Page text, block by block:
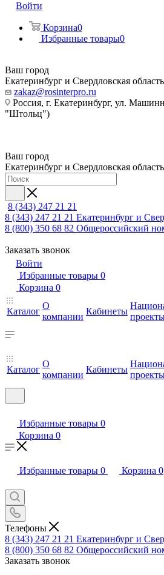
Войти
Корзина0
Избранные товары0
Ваш город
Екатеринбург и Свердловская область
zakaz@rosinterpro.ru
Россия, г. Екатеринбург, ул.
"Штольц")
Ваш город
Екатеринбург и Свердловская область
8 (343) 247 21 21
8 (343) 247 21 21 Екатеринбург и
8 (800) 350 68 82 Общероссийский
Заказать звонок
Войти
Избранные товары 0
Корзина 0
Каталог
О
компании
Кабинеты
Каталог
О
компании
Кабинеты
Избранные товары 0
Корзина 0
Избранные товары 0 Корзина 0
Телефоны
8 (343) 247 21 21 Екатеринбург и
8 (800) 350 68 82 Общероссийский
Заказать звонок